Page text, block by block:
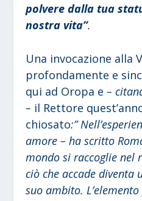
polvere dalla tua
nostra vita”.
Una invocazione alla
profondamente e
qui ad Oropa e –
– il Rettore
chiosato:”
amore – ha scritto
mondo si raccoglie nel
ciò che accade diventa
suo ambito.